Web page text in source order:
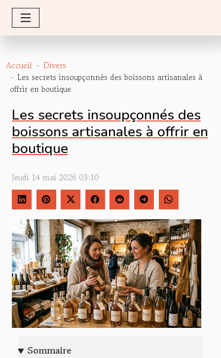
Accueil
Divers
Les secrets insoupçonnés des boissons artisanales à
offrir en boutique
Les secrets insoupçonnés des
boissons artisanales à offrir en
boutique
Jeudi 14 mai 2026 03:10
Sommaire